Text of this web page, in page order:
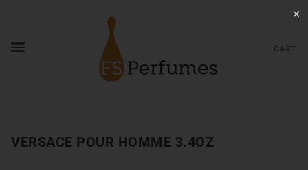
CART
VERSACE POUR HOMME 3.4OZ
✕